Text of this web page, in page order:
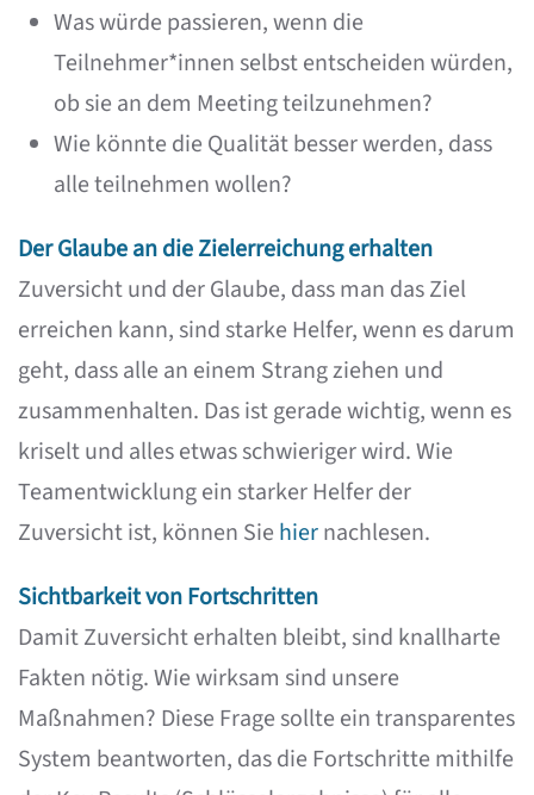
Was würde passieren, wenn die
Teilnehmer*innen selbst entscheiden würden,
ob sie an dem Meeting teilzunehmen?
Wie könnte die Qualität besser werden, dass
alle teilnehmen wollen?
Der Glaube an die Zielerreichung erhalten
Zuversicht und der Glaube, dass man das Ziel
erreichen kann, sind starke Helfer, wenn es darum
geht, dass alle an einem Strang ziehen und
zusammenhalten. Das ist gerade wichtig, wenn es
kriselt und alles etwas schwieriger wird. Wie
Teamentwicklung ein starker Helfer der
Zuversicht ist, können Sie hiernachlesen.
Sichtbarkeit von Fortschritten
Damit Zuversicht erhalten bleibt, sind knallharte
Fakten nötig. Wie wirksam sind unsere
Maßnahmen? Diese Frage sollte ein transparentes
System beantworten, das die Fortschritte mithilfe